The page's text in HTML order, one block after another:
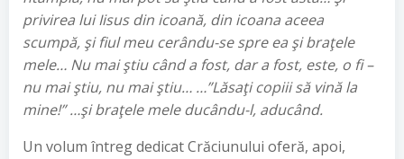
privirea lui Iisus din icoană, din icoana aceea
scumpă, şi fiul meu cerându-se spre ea şi braţele
mele… Nu mai ştiu când a fost, dar a fost, este, o fi –
nu mai ştiu, nu mai ştiu… …”Lăsaţi copiii să vină la
mine!” …şi braţele mele ducându-l, aducând.
Un volum întreg dedicat Crăciunului oferă, apoi,